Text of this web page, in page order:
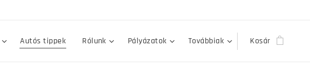
Autós tippek Rólunk Pályázatok Továbbiak Kosár